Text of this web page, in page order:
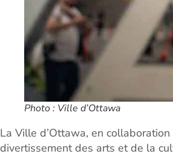
Photo : Ville d’Ottawa
La Ville d’Ottawa, en
divertissement des arts et de la